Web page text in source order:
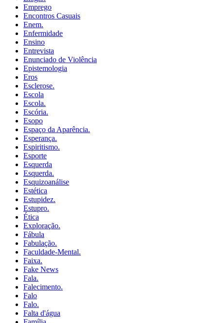
Emprego
Encontros Casuais
Enem.
Enfermidade
Ensino
Entrevista
Enunciado de Violência
Epistemologia
Eros
Esclerose.
Escola
Escola.
Escória.
Esopo
Espaço da Aparência.
Esperança.
Espiritismo.
Esporte
Esquerda
Esquerda.
Esquizoanálise
Estética
Estupidez.
Estupro.
Ética
Exploração.
Fábula
Fabulação.
Faculdade-Mental.
Faixa.
Fake News
Fala.
Falecimento.
Falo
Falo.
Falta d'água